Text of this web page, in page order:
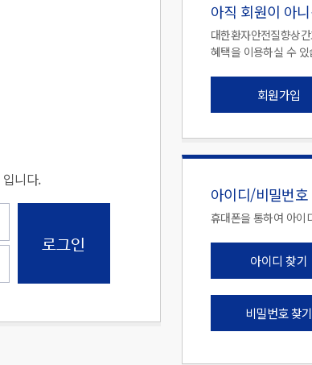
입니다.
로그인
아직 회원이 아
대한환자안전질향상
혜택을 이용하실 수 있
회원가입
아이디/비밀번호
휴대폰을 통하여 아이
아이디 찾기
비밀번호 찾기